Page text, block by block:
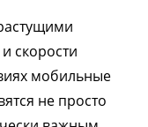
скорости
мобильные
не просто